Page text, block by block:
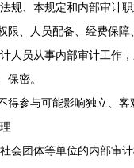
、本规定和内部审计职
限、人员配备、经费保
员从事内部审计工作，
保密。
参与可能影响独立、客
团体等单位的内部审计